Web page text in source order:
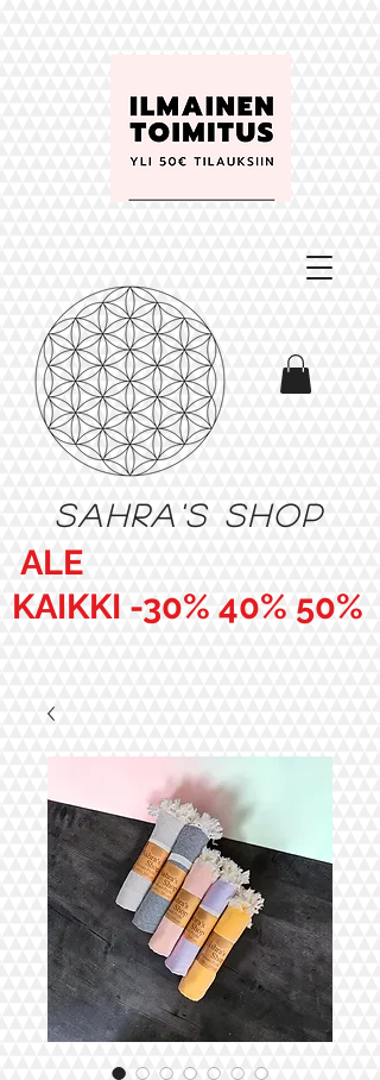
Sahra's shop
ALE
KAIKKI -30% 40% 50%